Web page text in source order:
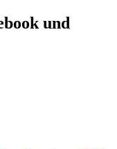
und